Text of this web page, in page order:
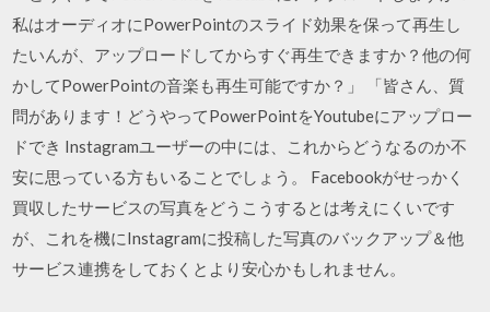
私はオーディオにPowerPointのスライド効果を保って再生し
たいんが、アップロードしてからすぐ再生できますか？他の何
かしてPowerPointの音楽も再生可能ですか？」 「皆さん、質
問があります！どうやってPowerPointをYoutubeにアップロー
ドでき Instagramユーザーの中には、これからどうなるのか不
安に思っている方もいることでしょう。 Facebookがせっかく
買収したサービスの写真をどうこうするとは考えにくいです
が、これを機にInstagramに投稿した写真のバックアップ＆他
サービス連携をしておくとより安心かもしれません。